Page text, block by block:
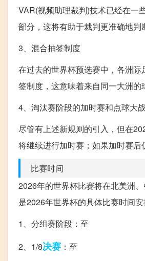
VAR(视频助理裁判)技术已经在一
部分，这将有助于裁判更准确地判
3、混合抽签制度
在过去的世界杯预选赛中，各洲
签制度，这意味着来自同一大洲的
4、淘汰赛阶段的加时赛和点球大
尽管有上述新规则的引入，但在
将继续进行加时赛；如果加时赛后
比赛时间
2026年的世界杯比赛将在北美洲
是2026年世界杯的具体比赛时间安
1、分组赛阶段：至
2、1/8决赛 ：至